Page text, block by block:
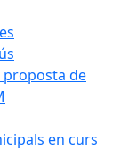
proposta de
en curs